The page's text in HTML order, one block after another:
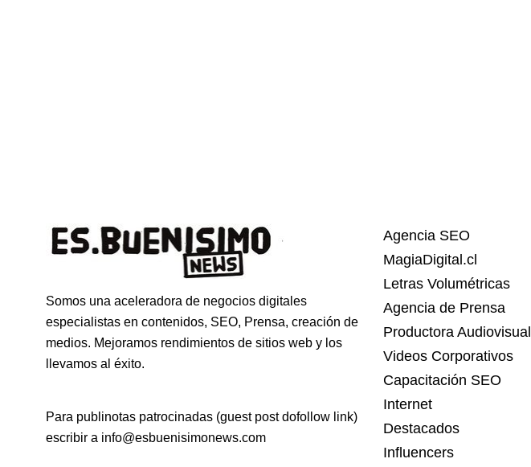
Somos una aceleradora de negocios digitales
especialistas en contenidos, SEO, Prensa, creación de
medios. Mejoramos rendimientos de sitios web y los
llevamos al éxito.
Para publinotas patrocinadas (guest post dofollow link)
escribir a info@esbuenisimonews.com
Agencia SEO
MagiaDigital.cl
Letras Volumétricas
Agencia de Prensa
Productora Audiovisual
Videos Corporativos
Capacitación SEO
Internet
Destacados
Influencers